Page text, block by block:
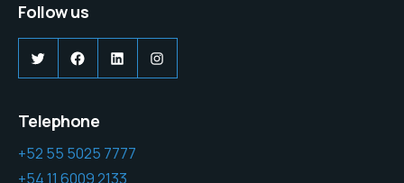
Follow us
TwitterFacebook
LinkedInInstagram
Telephone
+52 55 5025 7777
+54 11 6009 2133